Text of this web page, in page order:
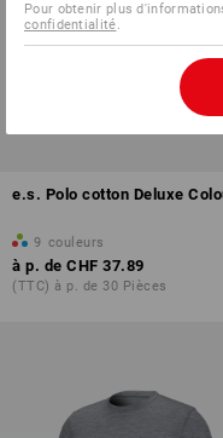
e.s. Polo cotton Deluxe
9 couleurs
à p. de CHF 37.89
(TTC) à p. de 30 Pièces
Pour obtenir plus
confidentialité.